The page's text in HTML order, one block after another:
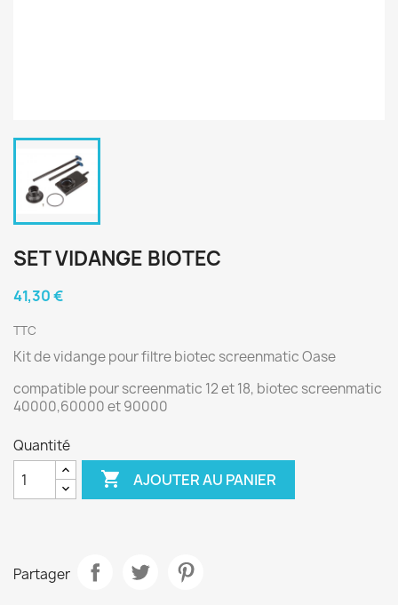
SET VIDANGE BIOTEC
41,30 €
TTC
Kit de vidange pour filtre biotec screenmatic Oase
compatible pour screenmatic 12 et 18, biotec screenmatic
40000,60000 et 90000
Quantité
 AJOUTER AU PANIER
Partager